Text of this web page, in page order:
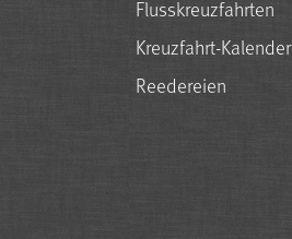
Flusskreuzfahrten
Kreuzfahrt-Kalender
Reedereien